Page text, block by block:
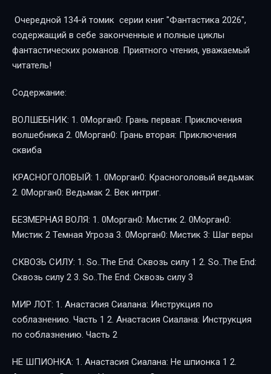
Очередной 134-й томик серии книг "Фантастика 2026",
содержащий в себе законченные и полные циклы
фантастических романов. Приятного чтения, уважаемый
читатель!
Содержание:
ВОЛШЕБНИК: 1. 0Mopган0: Грань первая: Приключения
волшебника 2. 0Mopган0: Грань вторая: Приключения
сквиба
КРАСНОГОЛОВЫЙ: 1. 0Mopган0: Красноголовый ведьмак
2. 0Mopган0: Ведьмак 2. Век интриг.
БЕЗМЕРНАЯ ВОЛЯ: 1. 0Mopган0: Мистик 2. 0Mopган0:
Мистик 2 Темная Угроза 3. 0Mopган0: Мистик 3: Шаг веры
СКВОЗЬ СИЛУ: 1. So..The End: Сквозь силу 1 2. So..The End:
Сквозь силу 2 3. So..The End: Сквозь силу 3
МИР ЛОТ: 1. Анастасия Сиалана: Инструкция по
соблазнению. Часть 1 2. Анастасия Сиалана: Инструкция
по соблазнению. Часть 2
НЕ ШПИОНКА: 1. Анастасия Сиалана: Не шпионка 1 2.